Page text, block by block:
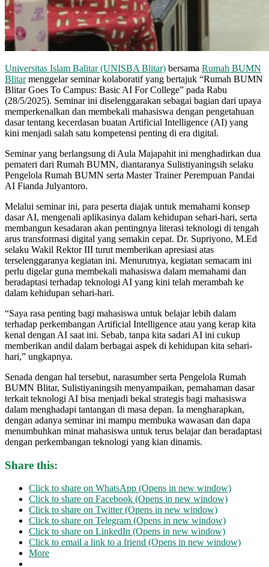
Universitas Islam Balitar (UNISBA Blitar) bersama Rumah BUMN
Blitarmenggelar seminar kolaboratif yang bertajuk “Rumah BUMN
Blitar Goes To Campus: Basic AI For College” pada Rabu
(28/5/2025). Seminar ini diselenggarakan sebagai bagian dari upaya
memperkenalkan dan membekali mahasiswa dengan pengetahuan
dasar tentang kecerdasan buatan Artificial Intelligence (AI) yang
kini menjadi salah satu kompetensi penting di era digital.
Seminar yang berlangsung di Aula Majapahit ini menghadirkan dua
pemateri dari Rumah BUMN, diantaranya Sulistiyaningsih selaku
Pengelola Rumah BUMN serta Master Trainer Perempuan Pandai
AI Fianda Julyantoro.
Melalui seminar ini, para peserta diajak untuk memahami konsep
dasar AI, mengenali aplikasinya dalam kehidupan sehari-hari, serta
membangun kesadaran akan pentingnya literasi teknologi di tengah
arus transformasi digital yang semakin cepat. Dr. Supriyono, M.Ed
selaku Wakil Rektor III turut memberikan apresiasi atas
terselenggaranya kegiatan ini. Menurutnya, kegiatan semacam ini
perlu digelar guna membekali mahasiswa dalam memahami dan
beradaptasi terhadap teknologi AI yang kini telah merambah ke
dalam kehidupan sehari-hari.
“Saya rasa penting bagi mahasiswa untuk belajar lebih dalam
terhadap perkembangan Artificial Intelligence atau yang kerap kita
kenal dengan AI saat ini. Sebab, tanpa kita sadari AI ini cukup
memberikan andil dalam berbagai aspek di kehidupan kita sehari-
hari,” ungkapnya.
Senada dengan hal tersebut, narasumber serta Pengelola Rumah
BUMN Blitar, Sulistiyaningsih menyampaikan, pemahaman dasar
terkait teknologi AI bisa menjadi bekal strategis bagi mahasiswa
dalam menghadapi tantangan di masa depan. Ia mengharapkan,
dengan adanya seminar ini mampu membuka wawasan dan dapa
menumbuhkan minat mahasiswa untuk terus belajar dan beradaptasi
dengan perkembangan teknologi yang kian dinamis.
Share this:
Click to share on WhatsApp (Opens in new window)
Click to share on Facebook (Opens in new window)
Click to share on Twitter (Opens in new window)
Click to share on Telegram (Opens in new window)
Click to share on LinkedIn (Opens in new window)
Click to email a link to a friend (Opens in new window)
More